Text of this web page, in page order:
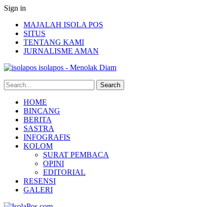
Sign in
MAJALAH ISOLA POS
SITUS
TENTANG KAMI
JURNALISME AMAN
isolapos - Menolak Diam
HOME
BINCANG
BERITA
SASTRA
INFOGRAFIS
KOLOM
SURAT PEMBACA
OPINI
EDITORIAL
RESENSI
GALERI